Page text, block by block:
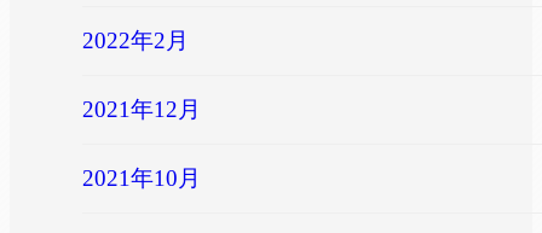
2022年2月
2021年12月
2021年10月